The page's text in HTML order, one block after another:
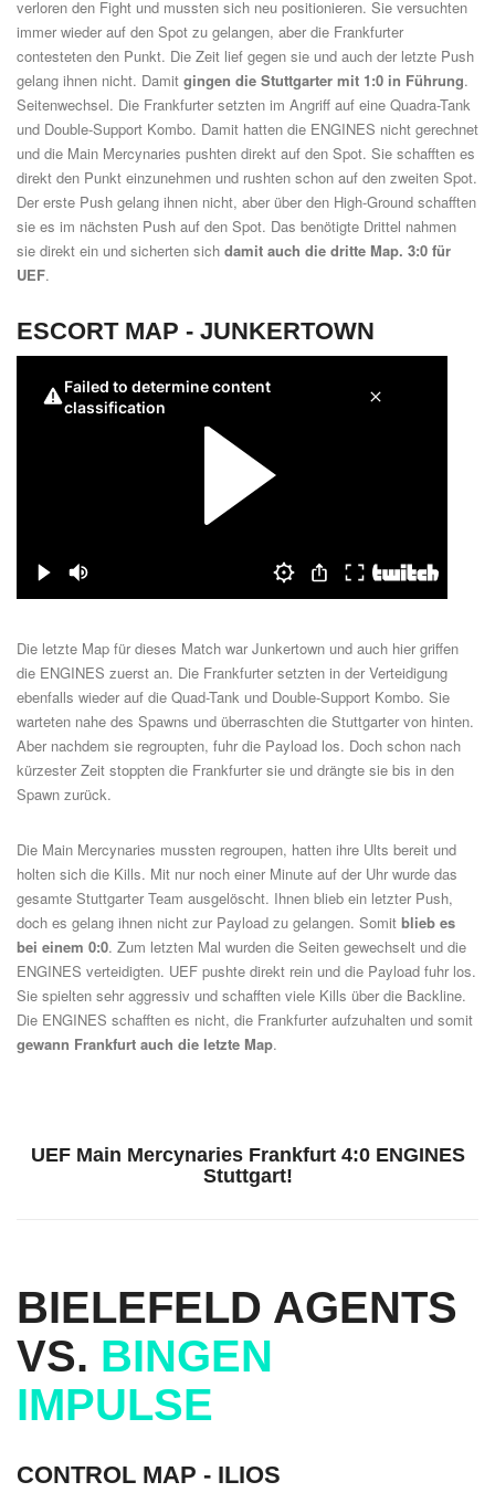
verloren den Fight und mussten sich neu positionieren. Sie versuchten
immer wieder auf den Spot zu gelangen, aber die Frankfurter
contesteten den Punkt. Die Zeit lief gegen sie und auch der letzte Push
gelang ihnen nicht. Damit gingen die Stuttgarter mit 1:0 in Führung.
Seitenwechsel. Die Frankfurter setzten im Angriff auf eine Quadra-Tank
und Double-Support Kombo. Damit hatten die ENGINES nicht gerechnet
und die Main Mercynaries pushten direkt auf den Spot. Sie schafften es
direkt den Punkt einzunehmen und rushten schon auf den zweiten Spot.
Der erste Push gelang ihnen nicht, aber über den High-Ground schafften
sie es im nächsten Push auf den Spot. Das benötigte Drittel nahmen
sie direkt ein und sicherten sich damit auch die dritte Map. 3:0 für
UEF.
ESCORT MAP - JUNKERTOWN
Die letzte Map für dieses Match war Junkertown und auch hier griffen
die ENGINES zuerst an. Die Frankfurter setzten in der Verteidigung
ebenfalls wieder auf die Quad-Tank und Double-Support Kombo. Sie
warteten nahe des Spawns und überraschten die Stuttgarter von hinten.
Aber nachdem sie regroupten, fuhr die Payload los. Doch schon nach
kürzester Zeit stoppten die Frankfurter sie und drängte sie bis in den
Spawn zurück.
Die Main Mercynaries mussten regroupen, hatten ihre Ults bereit und
holten sich die Kills. Mit nur noch einer Minute auf der Uhr wurde das
gesamte Stuttgarter Team ausgelöscht. Ihnen blieb ein letzter Push,
doch es gelang ihnen nicht zur Payload zu gelangen. Somit blieb es
bei einem 0:0. Zum letzten Mal wurden die Seiten gewechselt und die
ENGINES verteidigten. UEF pushte direkt rein und die Payload fuhr los.
Sie spielten sehr aggressiv und schafften viele Kills über die Backline.
Die ENGINES schafften es nicht, die Frankfurter aufzuhalten und somit
gewann Frankfurt auch die letzte Map.
UEF Main Mercynaries Frankfurt 4:0 ENGINES
Stuttgart!
BIELEFELD AGENTS
VS. BINGEN
IMPULSE
CONTROL MAP - ILIOS